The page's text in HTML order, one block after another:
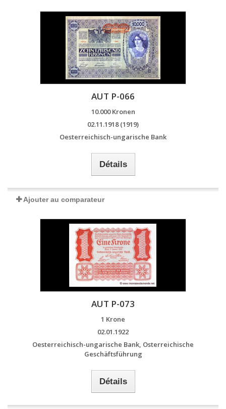
AUT P-066
10.000 Kronen
02.11.1918 (1919)
Oesterreichisch-ungarische Bank
Détails
Ajouter au comparateur
AUT P-073
1 Krone
02.01.1922
Oesterreichisch-ungarische Bank, Osterreichische
Geschäftsführung
Détails